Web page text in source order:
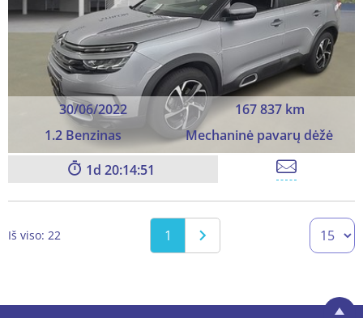
30/06/2022
167 837 km
1.2 Benzinas
Mechaninė pavarų dėžė
1 20:14:49
Iš viso: 22 1